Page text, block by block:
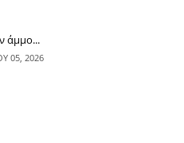
άμμο...
05, 2026